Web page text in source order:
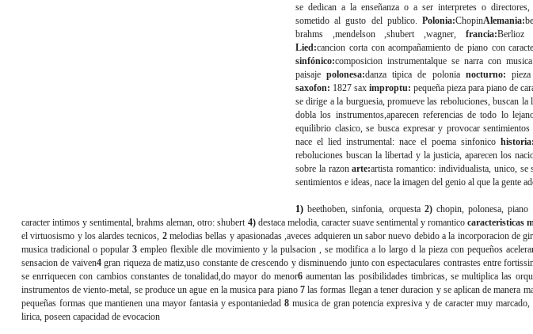
se dedican a la enseñanza o a ser interpretes o
sometido al gusto del publico. Polonia:ChopinAlemania:
brahms ,mendelson ,shubert ,wagner, francia:Berlioz
Lied:cancion corta con acompañamiento de piano con
sinfónico:composicion instrumentalque se narra con
paisajepolonesa:danza tipica de polonia nocturno: pieza
saxofon: 1827 saximproptu: pequeña pieza para piano de
se dirige a la burguesia, promueve las reboluciones, buscan
dobla los instrumentos,aparecen referencias de todo lo
equilibrio clasico, se busca expresar y provocar sentimientos
nace el lied instrumental:nace el poema sinfonico historia:
reboluciones buscan la libertad y la justicia, aparecen los
sobre la razonarte:artista romantico: individualista, unico, se
sentimientos e ideas, nace la imagen del genio al que la gente
1)beethoben, sinfonia, orquesta 2) chopin, polonesa, piano
caracter intimos y sentimental, brahms aleman, otro: shubert 4) destaca melodia, caracter suave sentimental y romanticocaracteristicas
el virtuosismo y los alardes tecnicos, 2melodias bellas y apasionadas ,aveces adquieren un sabor nuevo debido a la incorporacion de
musica tradicional o popular3 empleo flexible dle movimiento y la pulsacion , se modifica a lo largo d la pieza con pequeños
sensacion de vaiven4gran riqueza de matiz,uso constante de crescendo y disminuendo junto con espectaculares contrastes entre
se enrriquecen con cambios constantes de tonalidad,do mayor do menor6aumentan las posibilidades timbricas, se multiplica las
instrumentos de viento-metal, se produce un ague en la musica para piano 7las formas llegan a tener duracion y se aplican de manera
pequeñas formas que mantienen una mayor fantasia y espontaniedad8 musica de gran potencia expresiva y de caracter muy
lirica, poseen capacidad de evocacion